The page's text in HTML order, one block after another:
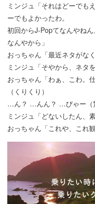
ミンジュ「それはどーでも
ーでもよかったわ。
初回からJ-Popてなんやね
なんやから」
おっちゃん「最近ネタがなく
ミンジュ「そやから、ネタ
おっちゃん「わぁ、こわ。
（くりくり）
…ん？ …んん？ …ぴゃー（
ミンジュ「どないしたん、
おっちゃん「これや、これ